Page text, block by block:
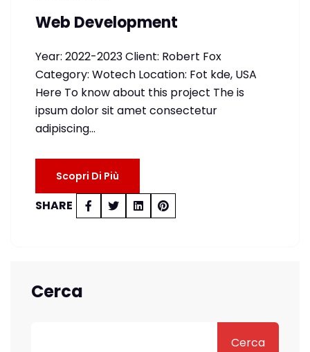
Web Development
Year: 2022-2023 Client: Robert Fox
Category: Wotech Location: Fot kde, USA
Here To know about this project The is
ipsum dolor sit amet consectetur
adipiscing…
Scopri Di Più
SHARE
Cerca
Cerca